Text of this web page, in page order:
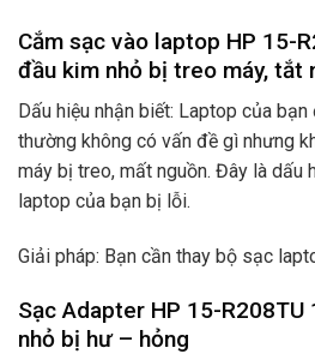
Cắm sạc vào laptop HP 15-
đầu kim nhỏ bị treo máy, tắt
Dấu hiệu nhận biết: Laptop của
thường không có vấn đề gì nhưng
máy bị treo, mất nguồn. Đây là dấu
laptop của bạn bị lỗi.
Giải pháp: Bạn cần thay bộ sạc
Sạc Adapter HP 15-
nhỏ bị hư – hỏng